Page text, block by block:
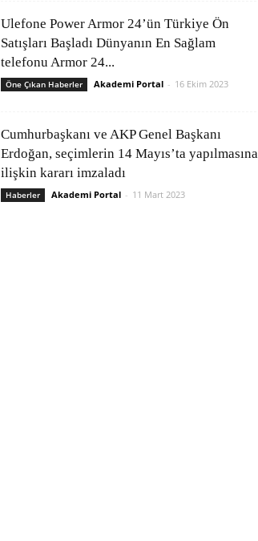
Ulefone Power Armor 24’ün Türkiye Ön
Satışları Başladı Dünyanın En Sağlam
telefonu Armor 24...
Öne Çıkan Haberler Akademi Portal - 16 Ekim 2023
Cumhurbaşkanı ve AKP Genel Başkanı
Erdoğan, seçimlerin 14 Mayıs’ta yapılmasına
ilişkin kararı imzaladı
Haberler Akademi Portal - 11 Mart 2023